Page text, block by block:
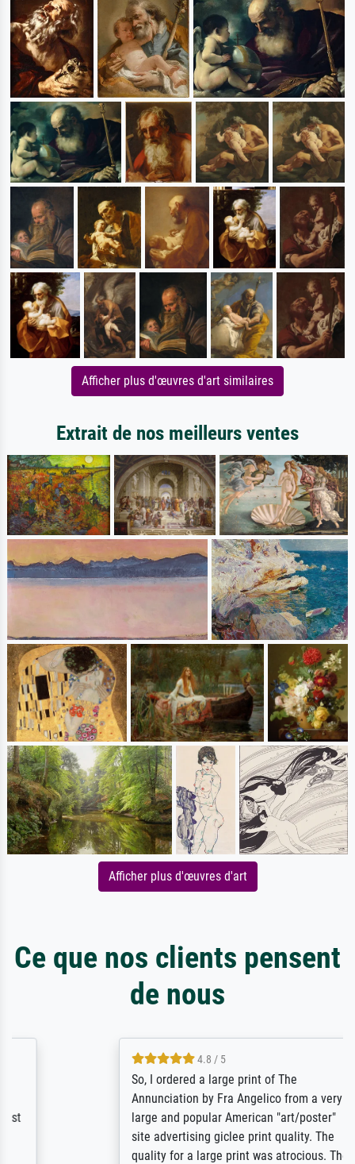
Afficher plus d'œuvres d'art similaires
Extrait de nos meilleurs ventes
Afficher plus d'œuvres d'art
Ce que nos clients pensent
de nous
4.8 / 5
So, I ordered a large print of The
Annunciation by Fra Angelico from a very
large and popular American "art/poster"
site advertising giclee print quality. The
quality for a large print was atrocious. They